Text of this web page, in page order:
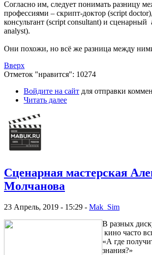
Согласно им, следует понимать разницу
профессиями – скрипт-доктор (script
консультант (script consultant) и сценарный
analyst).
Они похожи, но всё же разница между
Вверх
Отметок "нравится": 10274
Войдите на сайт для отправки
Читать далее
Сценарная мастерская
Молчанова
23 Апрель, 2019 - 15:29 - Mak_Sim
В разных
кино часто
«А где
знания?»